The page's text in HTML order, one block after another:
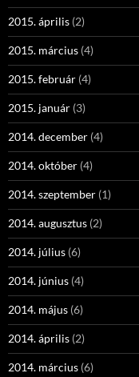
2015. április (2)
2015. március (4)
2015. február (4)
2015. január (3)
2014. december (4)
2014. október (4)
2014. szeptember (1)
2014. augusztus (2)
2014. július (6)
2014. június (4)
2014. május (6)
2014. április (2)
2014. március (6)